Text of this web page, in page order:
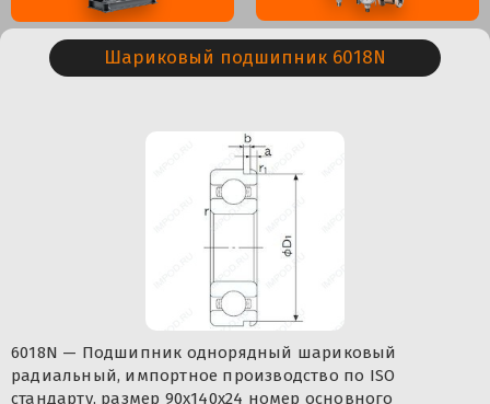
Шариковый подшипник 6018N
6018N — Подшипник однорядный шариковый
радиальный, импортное производство по ISO
стандарту, размер 90x140x24 номер основного